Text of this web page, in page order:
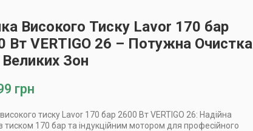
Високого Тиску Lavor 170 бар
Вт VERTIGO 26 – Потужна Очистка
Зон
грн
тиску Lavor 170 бар 2600 Вт VERTIGO 26: Надійна
тиском 170 бар та індукційним мотором для професійного